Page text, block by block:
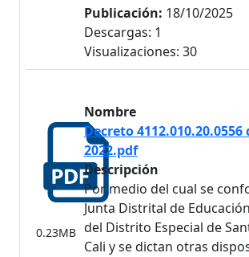
Publicación: 18/10/2025
Descargas: 1
Visualizaciones: 30
0.23MB
Nombre
Decreto 4112.010.20.0556
2022.pdf
Descripción
Por medio del cual se
Junta Distrital de
del Distrito Especial de
Cali y se dictan otras